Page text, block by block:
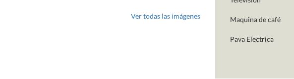
Ver todas las imágenes Maquina de café
Pava Electrica